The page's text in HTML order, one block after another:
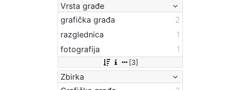
Vrsta građe
grafička građa
2
razglednica
1
fotografija
1
[3]
Zbirka